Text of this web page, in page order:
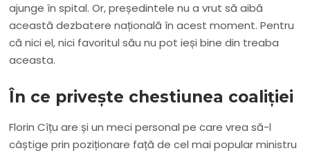
ajunge în spital. Or, președintele nu a vrut să aibă
această dezbatere națională în acest moment. Pentru
că nici el, nici favoritul său nu pot ieși bine din treaba
aceasta.
În ce privește chestiunea coaliției
Florin Cîțu are și un meci personal pe care vrea să-l
câștige prin poziționare față de cel mai popular ministru